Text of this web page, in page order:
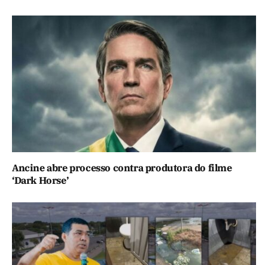
Ancine abre processo contra produtora do filme
‘Dark Horse’